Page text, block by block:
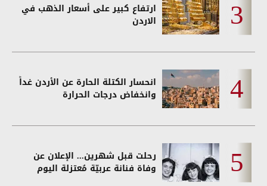
ارتفاع كبير على أسعار الذهب في
الاردن
انحسار الكتلة الحارة عن الأردن غداً
وانخفاض درجات الحرارة
رحلت قبل شهرين... الإعلان عن
وفاة فنانة عربيّة مُعتزلة اليوم